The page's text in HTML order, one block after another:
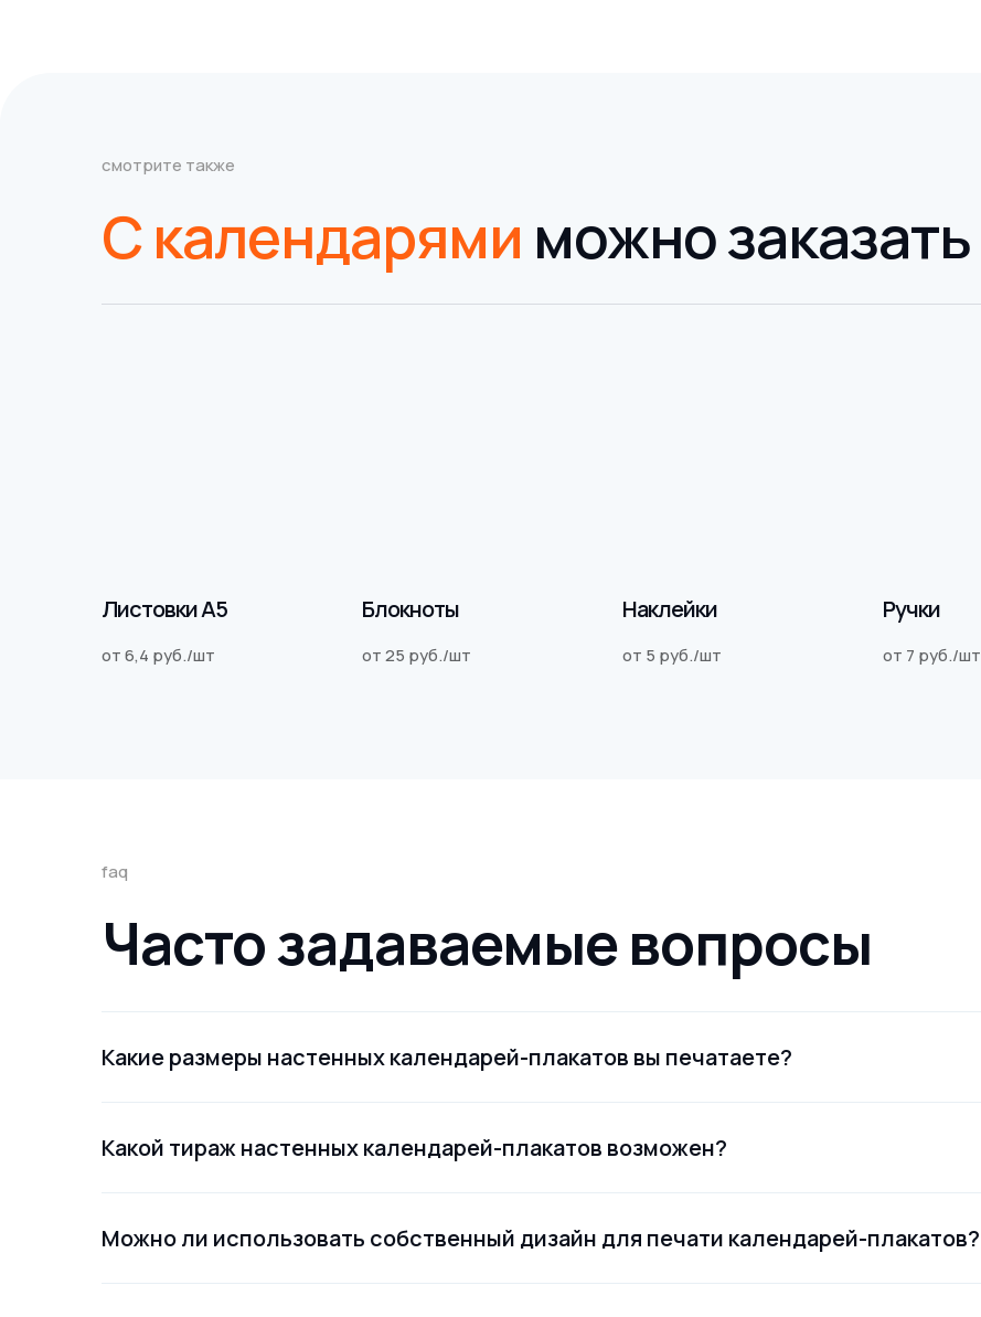
С календарями можно заказать
смотрите также
Листовки А5
от 6,4 руб./шт
Блокноты
от 25 руб./шт
Наклейки
от 5 руб./шт
Ручки
от 7 руб./шт
Часто задаваемые вопросы
faq
Какие размеры настенных календарей-плакатов вы печатаете?
Какой тираж настенных календарей-плакатов возможен?
Можно ли использовать собственный дизайн для печати календарей-плакатов?